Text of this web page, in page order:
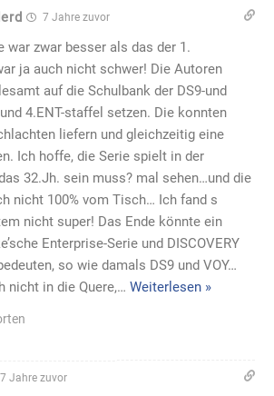
7 Jahre zuvor
war zwar besser als das der 1.
ja auch nicht schwer! Die Autoren
auf die Schulbank der DS9-und
4.ENT-staffel setzen. Die konnten
liefern und gleichzeitig eine
Ich hoffe, die Serie spielt in der
32.Jh. sein muss? mal sehen…und die
nicht 100% vom Tisch… Ich fand s
nicht super! Das Ende könnte ein
Enterprise-Serie und DISCOVERY
so wie damals DS9 und VOY…
nicht in die Quere,… Weiterlesen »
7 Jahre zuvor